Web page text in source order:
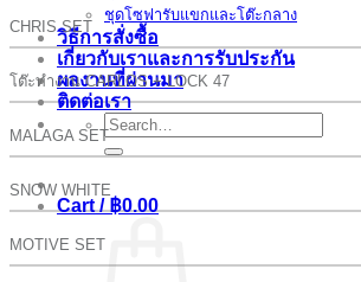
ชุดโซฟารับแขกและโต๊ะกลาง
วิธีการสั่งซื้อ
เกี่ยวกับเราและการรับประกัน
ผลงานที่ผ่านมา
ติดต่อเรา
Search
for:
Cart /฿0.00
CHRIS SET
โต๊ะทำงาน CARLOS + LOCK 47
MALAGA SET
SNOW WHITE
MOTIVE SET